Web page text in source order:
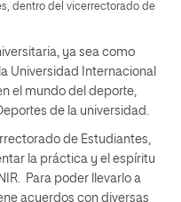
dentro del vicerrectorado de
ya sea como
Universidad Internacional
el mundo del deporte,
de la universidad.
de Estudiantes,
la práctica y el espíritu
Para poder llevarlo a
acuerdos con diversas